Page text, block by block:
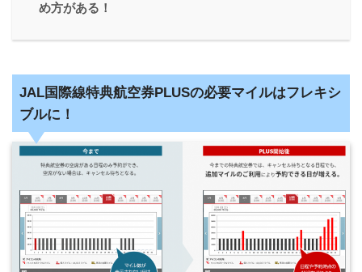
め方がある！
JAL国際線特典航空券PLUSの必要マイルはフレキシ
ブルに！